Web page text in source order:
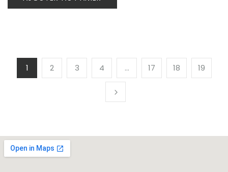
1 2 3 4 … 17 18 19